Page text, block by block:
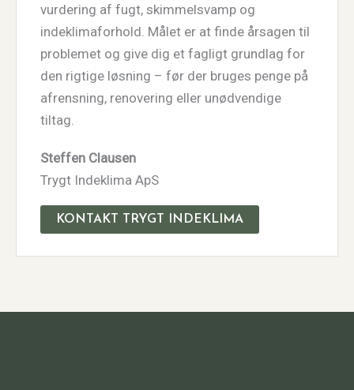
vurdering af fugt, skimmelsvamp og
indeklimaforhold. Målet er at finde årsagen til
problemet og give dig et fagligt grundlag for
den rigtige løsning – før der bruges penge på
afrensning, renovering eller unødvendige
tiltag.
Steffen Clausen
Trygt Indeklima ApS
KONTAKT TRYGT INDEKLIMA